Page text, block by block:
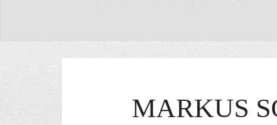
MARKUS